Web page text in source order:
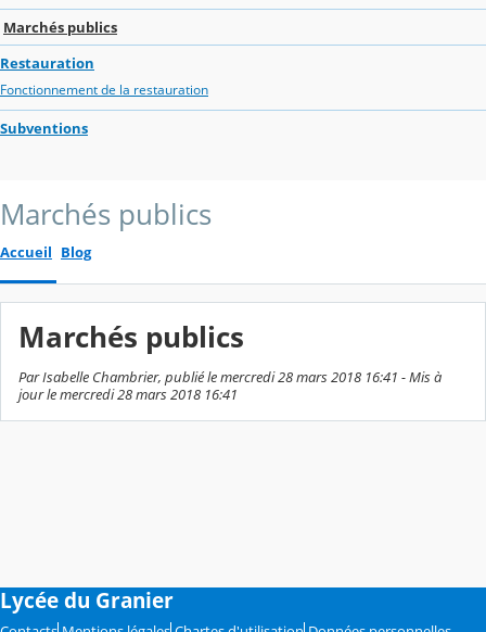
Marchés publics
Restauration
Fonctionnement de la restauration
Subventions
Marchés publics
Accueil Blog
Marchés publics
Par Isabelle Chambrier, publié le mercredi 28 mars 2018 16:41 - Mis à
jour le mercredi 28 mars 2018 16:41
Lycée du Granier